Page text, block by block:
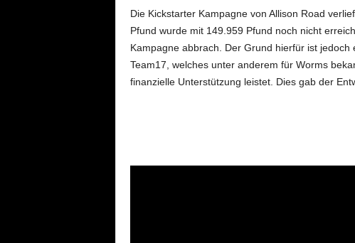
Die Kickstarter Kampagne von Allison Road
Pfund wurde mit 149.959 Pfund noch nicht
Kampagne abbrach. Der Grund hierfür ist
Team17, welches unter anderem für Worms
finanzielle Unterstützung leistet. Dies gab der